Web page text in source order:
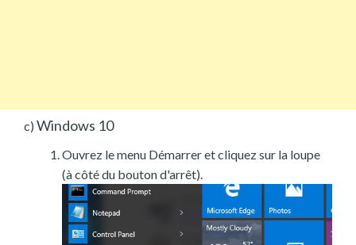
c) Windows 10
Ouvrez le menu Démarrer et cliquez sur la loupe
(à côté du bouton d'arrêt).